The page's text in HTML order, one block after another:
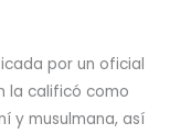
por un oficial
la calificó como
y musulmana, así